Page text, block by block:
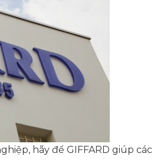
hãy để GIFFARD giúp